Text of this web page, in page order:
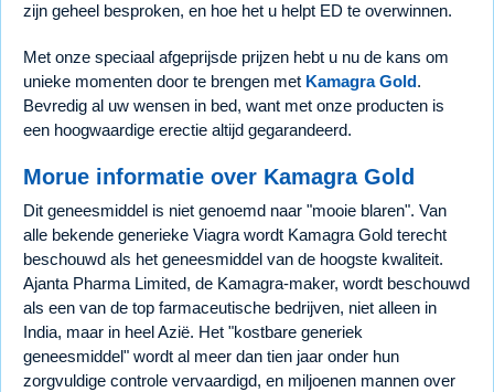
zijn geheel besproken, en hoe het u helpt ED te overwinnen.
Met onze speciaal afgeprijsde prijzen hebt u nu de kans om
unieke momenten door te brengen met Kamagra Gold.
Bevredig al uw wensen in bed, want met onze producten is
een hoogwaardige erectie altijd gegarandeerd.
Morue informatie over Kamagra Gold
Dit geneesmiddel is niet genoemd naar "mooie blaren". Van
alle bekende generieke Viagra wordt Kamagra Gold terecht
beschouwd als het geneesmiddel van de hoogste kwaliteit.
Ajanta Pharma Limited, de Kamagra-maker, wordt beschouwd
als een van de top farmaceutische bedrijven, niet alleen in
India, maar in heel Azië. Het "kostbare generiek
geneesmiddel" wordt al meer dan tien jaar onder hun
zorgvuldige controle vervaardigd, en miljoenen mannen over